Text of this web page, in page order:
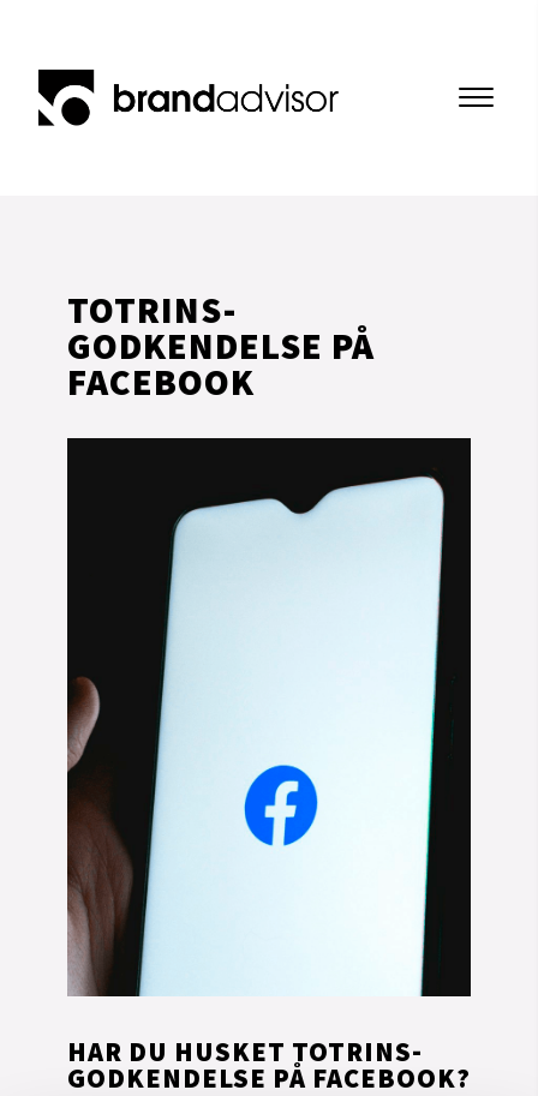
TOTRINS-
GODKENDELSE PÅ
FACEBOOK
HAR DU HUSKET TOTRINS-
GODKENDELSE PÅ FACEBOOK?